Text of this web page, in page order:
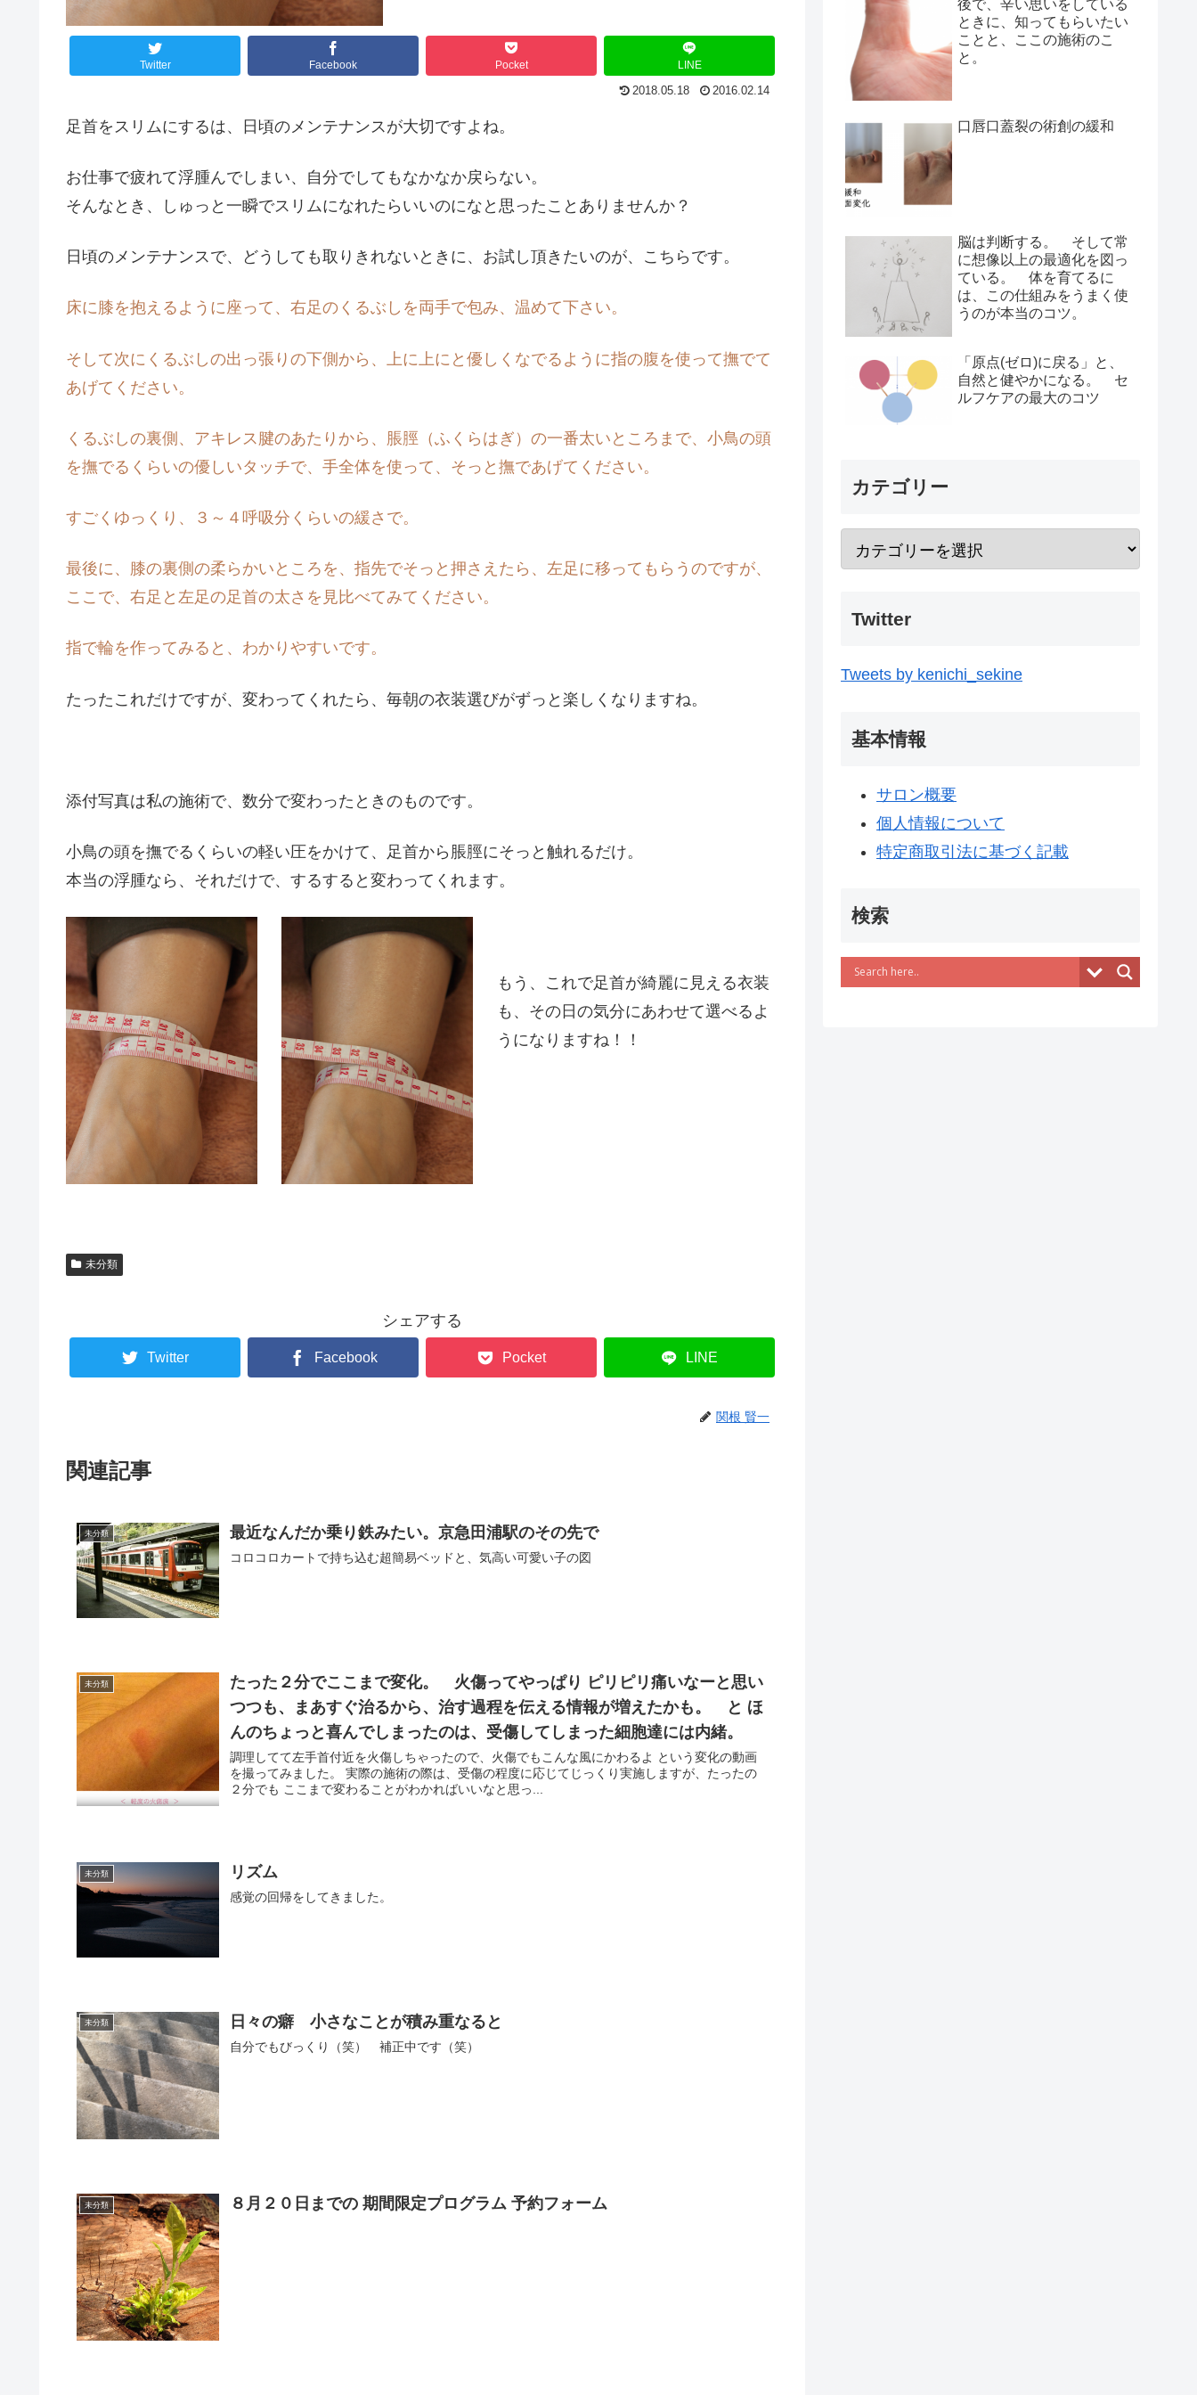
Twitter Facebook Pocket LINE
2018.05.18 2016.02.14
足首をスリムにするは、日頃のメンテナンスが大切ですよね。
お仕事で疲れて浮腫んでしまい、自分でしてもなかなか戻らない。
そんなとき、しゅっと一瞬でスリムになれたらいいのになと思ったことありませんか？
日頃のメンテナンスで、どうしても取りきれないときに、お試し頂きたいのが、こちらです。
床に膝を抱えるように座って、右足のくるぶしを両手で包み、温めて下さい。
そして次にくるぶしの出っ張りの下側から、上に上にと優しくなでるように指の腹を使って撫でて
あげてください。
くるぶしの裏側、アキレス腱のあたりから、脹脛（ふくらはぎ）の一番太いところまで、小鳥の頭
を撫でるくらいの優しいタッチで、手全体を使って、そっと撫であげてください。
すごくゆっくり、３～４呼吸分くらいの緩さで。
最後に、膝の裏側の柔らかいところを、指先でそっと押さえたら、左足に移ってもらうのですが、
ここで、右足と左足の足首の太さを見比べてみてください。
指で輪を作ってみると、わかりやすいです。
たったこれだけですが、変わってくれたら、毎朝の衣装選びがずっと楽しくなりますね。
添付写真は私の施術で、数分で変わったときのものです。
小鳥の頭を撫でるくらいの軽い圧をかけて、足首から脹脛にそっと触れるだけ。
本当の浮腫なら、それだけで、するすると変わってくれます。
もう、これで足首が綺麗に見える衣装
も、その日の気分にあわせて選べるよ
うになりますね！！
未分類
シェアする
Twitter Facebook Pocket LINE
関根 賢一
関連記事
未分類 最近なんだか乗り鉄みたい。京急田浦駅のその先で
コロコロカートで持ち込む超簡易ベッドと、気高い可愛い子の図
未分類
たった２分でここまで変化。 火傷ってやっぱり ピリピリ痛いなーと思い
つつも、まあすぐ治るから、治す過程を伝える情報が増えたかも。 と ほ
んのちょっと喜んでしまったのは、受傷してしまった細胞達には内緒。
調理してて左手首付近を火傷しちゃったので、火傷でもこんな風にかわるよ という変化の動画
を撮ってみました。 実際の施術の際は、受傷の程度に応じてじっくり実施しますが、たったの
２分でも ここまで変わることがわかればいいなと思っ...
未分類 リズム
感覚の回帰をしてきました。
未分類 日々の癖 小さなことが積み重なると
自分でもびっくり（笑） 補正中です（笑）
未分類 ８月２０日までの 期間限定プログラム 予約フォーム
後で、辛い思いをしている
ときに、知ってもらいたい
ことと、ここの施術のこ
と。
口唇口蓋裂の術創の緩和
脳は判断する。 そして常
に想像以上の最適化を図っ
ている。 体を育てるに
は、この仕組みをうまく使
うのが本当のコツ。
「原点(ゼロ)に戻る」と、
自然と健やかになる。 セ
ルフケアの最大のコツ
カテゴリー
Twitter
Tweets by kenichi_sekine
基本情報
サロン概要
個人情報について
特定商取引法に基づく記載
検索